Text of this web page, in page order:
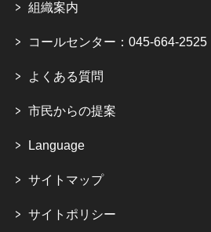
組織案内
コールセンター：045-664-2525
よくある質問
市民からの提案
Language
サイトマップ
サイトポリシー